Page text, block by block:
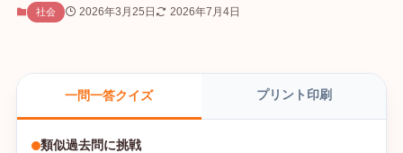
社会 2026年3月25日 2026年7月4日
一問一答クイズ プリント印刷
類似過去問に挑戦